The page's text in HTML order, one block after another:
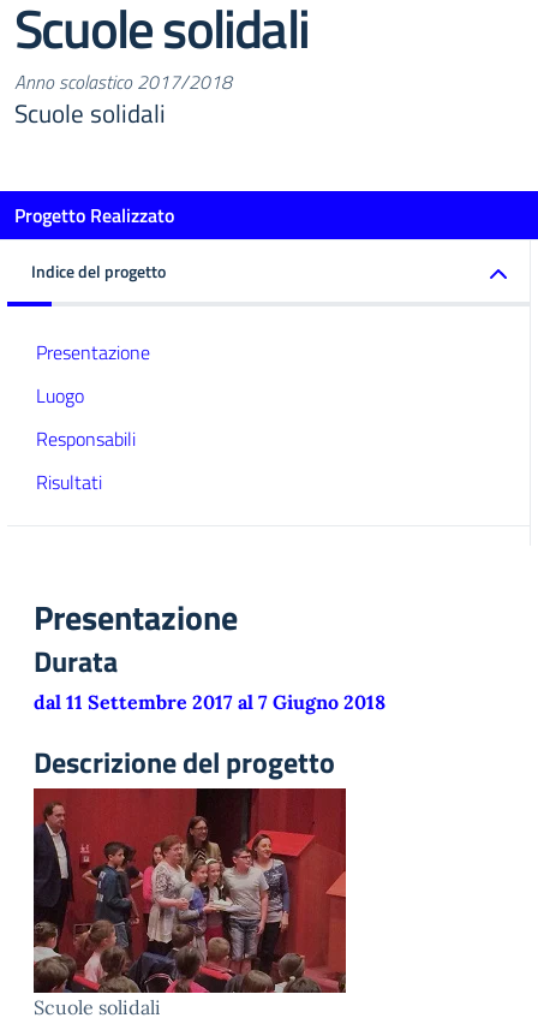
Scuole solidali
Anno scolastico 2017/2018
Scuole solidali
Progetto Realizzato
Indice del progetto
Presentazione
Luogo
Responsabili
Risultati
Presentazione
Durata
dal 11 Settembre 2017 al 7 Giugno 2018
Descrizione del progetto
Scuole solidali